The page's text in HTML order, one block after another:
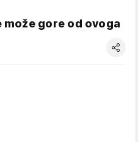
može gore od ovoga